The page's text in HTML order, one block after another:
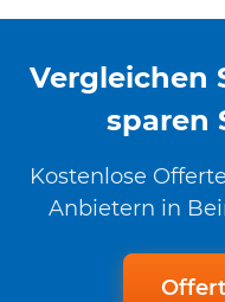
Vergleichen
sparen
Kostenlose
Anbietern in